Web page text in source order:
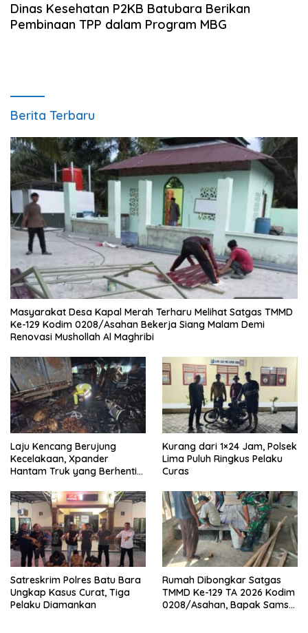
Dinas Kesehatan P2KB Batubara Berikan
Pembinaan TPP dalam Program MBG
Berita Terbaru
Masyarakat Desa Kapal Merah Terharu Melihat Satgas TMMD
Ke-129 Kodim 0208/Asahan Bekerja Siang Malam Demi
Renovasi Mushollah Al Maghribi
Laju Kencang Berujung
Kecelakaan, Xpander
Hantam Truk yang Berhenti
Kurang dari 1×24 Jam, Polsek
Lima Puluh Ringkus Pelaku
Curas
Satreskrim Polres Batu Bara
Ungkap Kasus Curat, Tiga
Pelaku Diamankan
Rumah Dibongkar Satgas
TMMD Ke-129 TA 2026 Kodim
0208/Asahan, Bapak Samsul